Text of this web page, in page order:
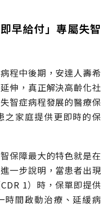
早給付」專屬失智
程中後期，安達人壽希
伸，真正解決高齡化社
智症病程發展的醫療保
之家庭提供更即時的保
保障最大的特色就是在
一步說明，當患者出現
1）時，保單即提供
時間啟動治療、延緩病